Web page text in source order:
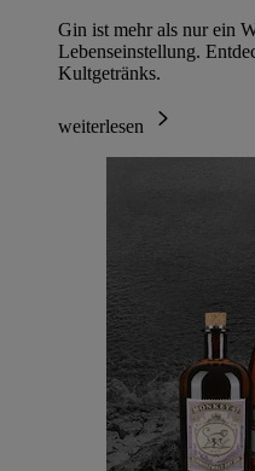
Gin ist mehr als nur ein
Lebenseinstellung.
Kultgetränks.
weiterlesen